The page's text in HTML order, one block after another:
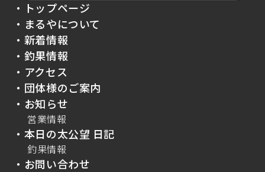
・トップページ
・まるやについて
・新着情報
・釣果情報
・アクセス
・団体様のご案内
・お知らせ
営業情報
・本日の太公望 日記
釣果情報
・お問い合わせ